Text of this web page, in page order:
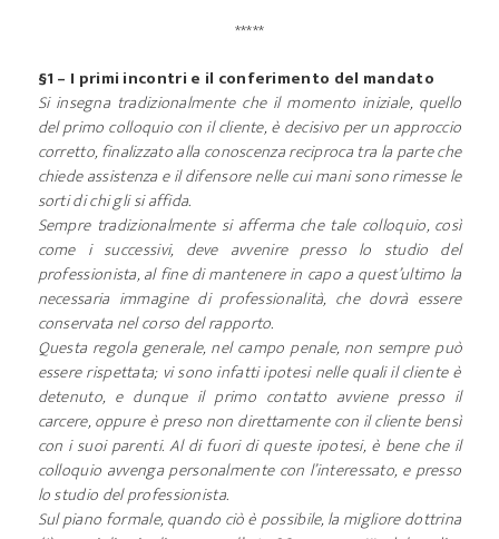
*****
§1 – I primi incontri e il conferimento del mandato
Si insegna tradizionalmente che il momento iniziale, quello
del primo colloquio con il cliente, è decisivo per un approccio
corretto, finalizzato alla conoscenza reciproca tra la parte che
chiede assistenza e il difensore nelle cui mani sono rimesse le
sorti di chi gli si affida.
Sempre tradizionalmente si afferma che tale colloquio, così
come i successivi, deve avvenire presso lo studio del
professionista, al fine di mantenere in capo a quest’ultimo la
necessaria immagine di professionalità, che dovrà essere
conservata nel corso del rapporto.
Questa regola generale, nel campo penale, non sempre può
essere rispettata; vi sono infatti ipotesi nelle quali il cliente è
detenuto, e dunque il primo contatto avviene presso il
carcere, oppure è preso non direttamente con il cliente bensì
con i suoi parenti. Al di fuori di queste ipotesi, è bene che il
colloquio avvenga personalmente con l’interessato, e presso
lo studio del professionista.
Sul piano formale, quando ciò è possibile, la migliore dottrina